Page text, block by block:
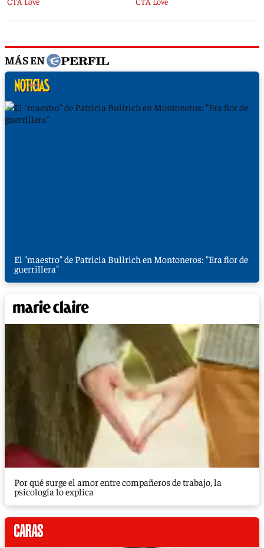
MÁS EN
El "maestro" de Patricia Bullrich en Montoneros: "Era flor de
guerrillera"
Por qué surge el amor entre compañeros de trabajo, la
psicología lo explica